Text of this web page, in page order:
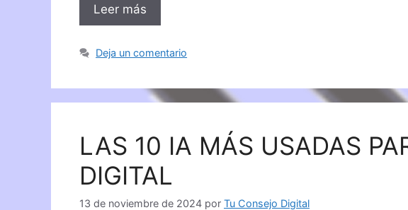
Leer más
Deja un comentario
LAS 10 IA MÁS USADAS
DIGITAL
13 de noviembre de 2024 por Tu Consejo Digital